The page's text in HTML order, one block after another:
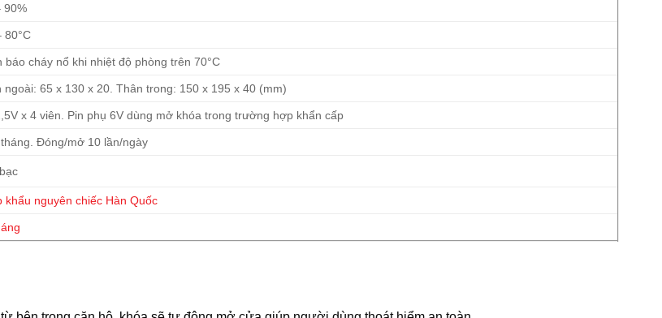
90%
80°C
báo cháy nổ khi nhiệt độ phòng trên 70°C
ngoài: 65 x 130 x 20. Thân trong: 150 x 195 x 40 (mm)
x 4 viên. Pin phụ 6V dùng mở khóa trong trường hợp khẩn cấp
Đóng/mở 10 lần/ngày
khẩu nguyên chiếc Hàn Quốc